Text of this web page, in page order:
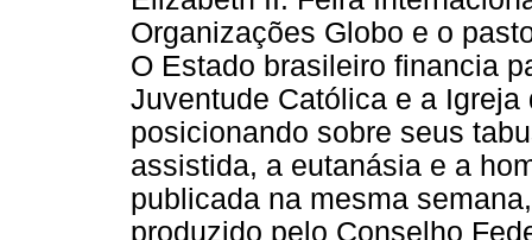
Organizações Globo e o
O Estado brasileiro financia
Juventude Católica e a
posicionando sobre seus
assistida, a eutanásia e a
publicada na mesma
produzido pelo Conselho